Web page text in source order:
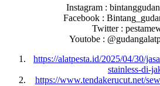
Instagram :
Facebook :
Twitter :
Youtobe :
https://alatpesta.id/2025/04/30/
stainless-di-
https://www.tendakerucut.net/